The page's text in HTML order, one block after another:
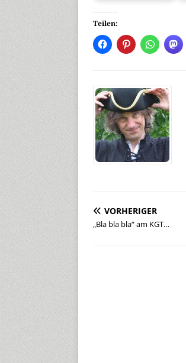
Teilen:
VORHERIGER
„Bla bla bla“ am KGT…